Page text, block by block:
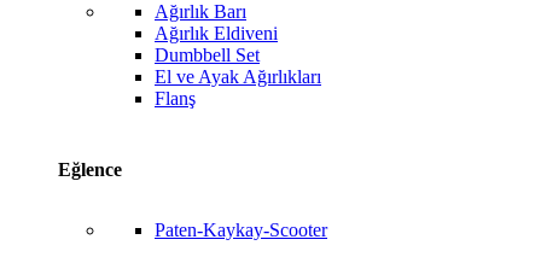
Ağırlık Barı
Ağırlık Eldiveni
Dumbbell Set
El ve Ayak Ağırlıkları
Flanş
Eğlence
Paten-Kaykay-Scooter